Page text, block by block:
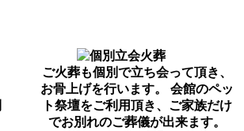
ご火葬も個別で立ち会って頂き、
お骨上げを行います。 会館のペッ
ト祭壇をご利用頂き、ご家族だけ
でお別れのご葬儀が出来ます。